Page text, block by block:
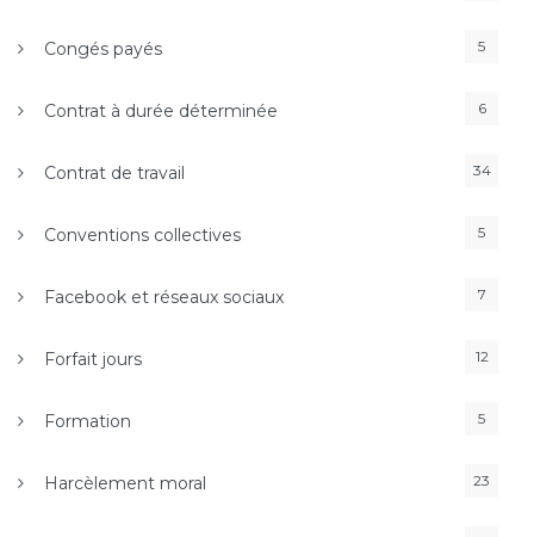
Congés payés 5
Contrat à durée déterminée 6
Contrat de travail 34
Conventions collectives 5
Facebook et réseaux sociaux 7
Forfait jours 12
Formation 5
Harcèlement moral 23